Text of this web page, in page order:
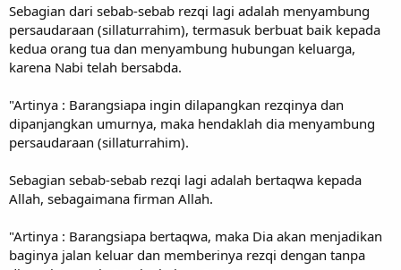
Sebagian dari sebab-sebab rezqi lagi adalah menyambung
persaudaraan (sillaturrahim), termasuk berbuat baik kepada
kedua orang tua dan menyambung hubungan keluarga,
karena Nabi telah bersabda.
"Artinya : Barangsiapa ingin dilapangkan rezqinya dan
dipanjangkan umurnya, maka hendaklah dia menyambung
persaudaraan (sillaturrahim).
Sebagian sebab-sebab rezqi lagi adalah bertaqwa kepada
Allah, sebagaimana firman Allah.
"Artinya : Barangsiapa bertaqwa, maka Dia akan menjadikan
baginya jalan keluar dan memberinya rezqi dengan tanpa